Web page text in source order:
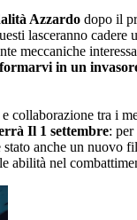
Azzardo dopo il
lasceranno
meccaniche
in un
collaborazione tra i
Il 1 settembre:
anche un
nel